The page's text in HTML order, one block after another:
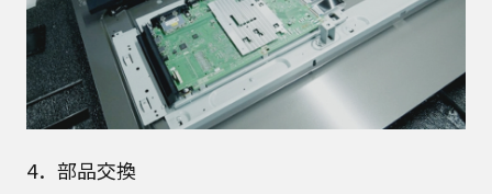
4．部品交換